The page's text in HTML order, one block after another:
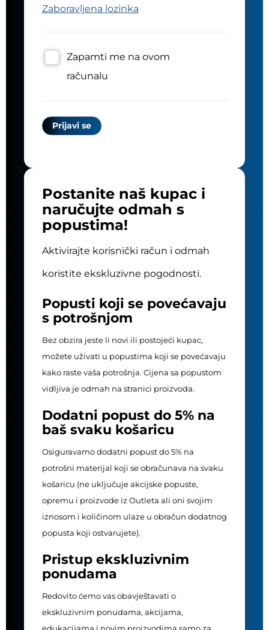
Zaboravljena lozinka
Zapamti me na ovom
računalu
Postanite naš kupac i
naručujte odmah s
popustima!
Aktivirajte korisnički račun i odmah
koristite ekskluzivne pogodnosti.
Popusti koji se povećavaju
s potrošnjom
Bez obzira jeste li novi ili postojeći kupac,
možete uživati u popustima koji se povećavaju
kako raste vaša potrošnja. Cijena sa popustom
vidljiva je odmah na stranici proizvoda.
Dodatni popust do 5% na
baš svaku košaricu
Osiguravamo dodatni popust do 5% na
potrošni materijal koji se obračunava na svaku
košaricu (ne uključuje akcijske popuste,
opremu i proizvode iz Outleta ali oni svojim
iznosom i količinom ulaze u obračun dodatnog
popusta koji ostvarujete).
Pristup ekskluzivnim
ponudama
Redovito ćemo vas obavještavati o
ekskluzivnim ponudama, akcijama,